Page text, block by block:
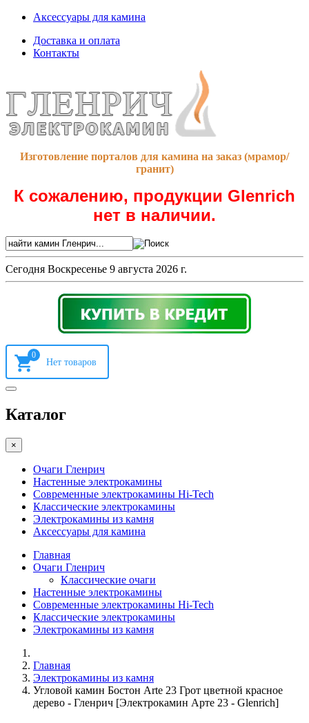
Аксессуары для камина
Доставка и оплата
Контакты
Изготовление порталов для камина на заказ (мрамор/
гранит)
К сожалению, продукции Glenrich
нет в наличии.
Сегодня Воскресенье 9 августа 2026 г.
0
Каталог
×
Очаги Гленрич
Настенные электрокамины
Современные электрокамины Hi-Tech
Классические электрокамины
Электрокамины из камня
Аксессуары для камина
Главная
Очаги Гленрич
Классические очаги
Настенные электрокамины
Современные электрокамины Hi-Tech
Классические электрокамины
Электрокамины из камня
Главная
Электрокамины из камня
Угловой камин Бостон Arte 23 Грот цветной красное
дерево - Гленрич [Электрокамин Арте 23 - Glenrich]